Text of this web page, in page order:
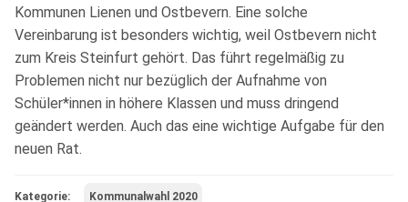
Kommunen Lienen und Ostbevern. Eine solche
Vereinbarung ist besonders wichtig, weil Ostbevern nicht
zum Kreis Steinfurt gehört. Das führt regelmäßig zu
Problemen nicht nur bezüglich der Aufnahme von
Schüler*innen in höhere Klassen und muss dringend
geändert werden. Auch das eine wichtige Aufgabe für den
neuen Rat.
Kategorie: Kommunalwahl 2020